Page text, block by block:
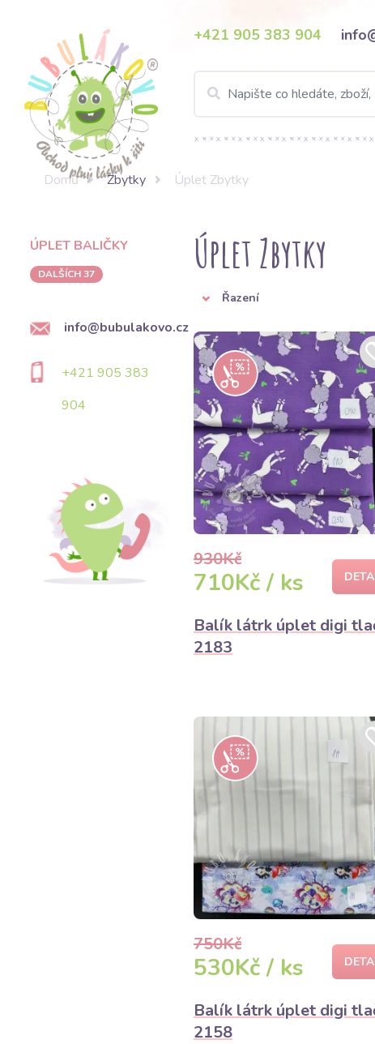
+421 905 383 904
Domů Zbytky Úplet Zbytky
ÚPLET BALIČKY
DALŠÍCH 37
info@bubulakovo.cz
+421 905 383
904
Úplet Zbytky
Řazení
930Kč
710Kč / ks
Balík látrk úplet digi
2183
750Kč
530Kč / ks
Balík látrk úplet digi
2158